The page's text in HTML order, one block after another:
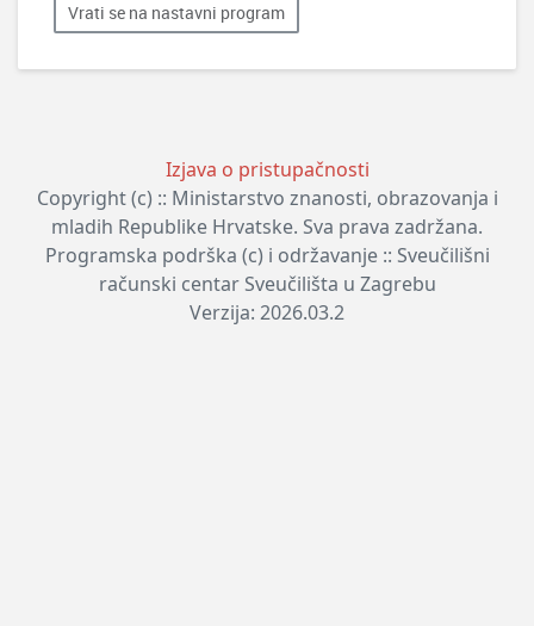
Vrati se na nastavni program
Izjava o pristupačnosti
Copyright (c) :: Ministarstvo znanosti, obrazovanja i
mladih Republike Hrvatske. Sva prava zadržana.
Programska podrška (c) i održavanje :: Sveučilišni
računski centar Sveučilišta u Zagrebu
Verzija: 2026.03.2